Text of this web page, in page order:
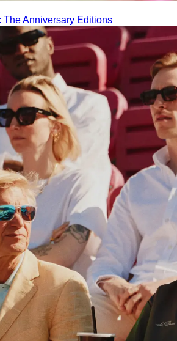
kolleksjonene, eventene og samarbeidene